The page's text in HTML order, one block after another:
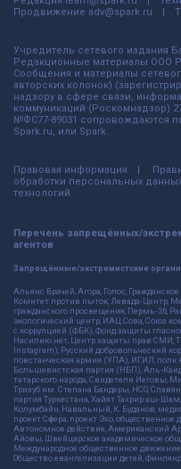
Продвижение adv@spark.ru
Учредитель сетевого издания
Редакционные материалы ООО
Сообщения и материалы
авторских колонок)
надзору в сфере связи,
коммуникаций (Роскомнадзор)
№ФС77-89031 сопровождаются
Spark.ru, или Spark.
Правовая информация
обработки персональных
технологий
Перечень запрещённых/
агентов
Запрещённые/экстремистские
Альянс Врачей, Агора, Голос,
Комитет против пыток, Левада-Центр,
гражданского просвещения, Пермь-36,
экологический центр, ИАЦ Сова, Союз
с коррупцией (ФБК), Фонд защиты
Насилию.нет, Центр защиты прав СМИ,
Instagram), Русский добровольческий
повстанческая армия (УПА), ИГИЛ, полк
Большевистская партия (НБП), Аль-
татарского народа, Свидетели Иеговы,
Тризуб им. Степана Бандеры, НСО,
партия Туркестана, Хайят Тахрир аш-
Колумбайн, Навальный, К. Буданов,
проект Сфера, проект Эхо,
Автономное действие, Американский
Айовы, Швейцарское академическое
Международное общественное
Общество евангелизации детей,